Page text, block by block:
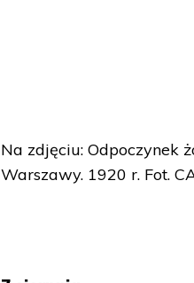
Na zdjęciu: Odpoczynek
Warszawy. 1920 r. Fot.